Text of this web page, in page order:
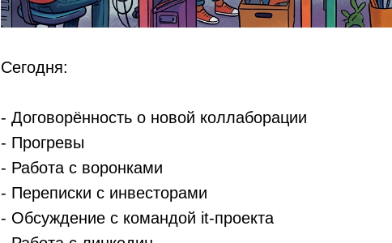
Сегодня:
- Договорённость о новой коллаборации
- ⁠Прогревы
- ⁠Работа с воронками
- ⁠Переписки с инвесторами
- ⁠Обсуждение с командой it-проекта